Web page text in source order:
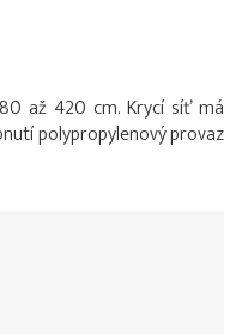
až 420 cm. Krycí síť má
polypropylenový provaz